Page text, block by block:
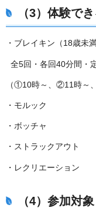
（3）体験で
・ブレイキン（18歳未
全5回・各回40分間・
（①10時～、②11時～
・モルック
・ボッチャ
・ストラックアウト
・レクリエーション
（4）参加対象